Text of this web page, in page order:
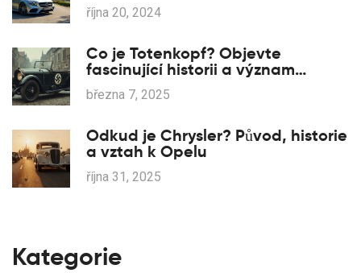
října 20, 2024
Co je Totenkopf? Objevte
fascinující historii a význam
tohoto symbolu
března 7, 2025
Odkud je Chrysler? Původ, historie
a vztah k Opelu
října 31, 2025
Kategorie